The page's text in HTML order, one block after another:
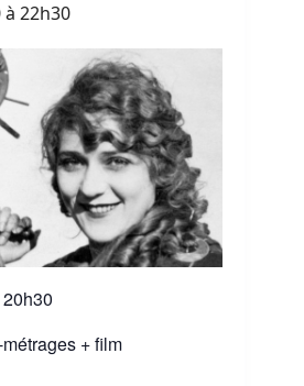
à 22h30
+ film